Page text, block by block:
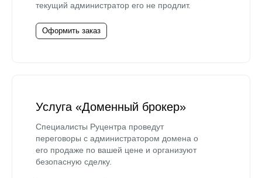
текущий администратор его не продлит.
Оформить заказ
Услуга «Доменный брокер»
Специалисты Руцентра проведут
переговоры с администратором домена о
его продаже по вашей цене и организуют
безопасную сделку.